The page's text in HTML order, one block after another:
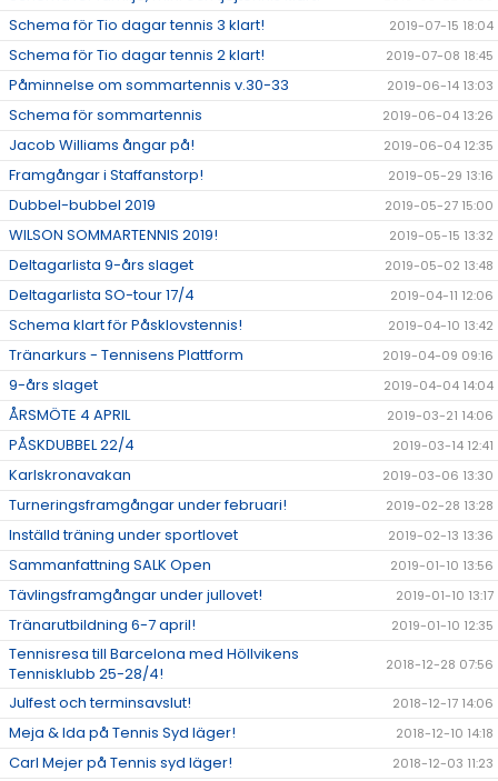
Schema för Tio dagar tennis 3 klart! 2019-07-15 18:04
Schema för Tio dagar tennis 2 klart! 2019-07-08 18:45
Påminnelse om sommartennis v.30-33 2019-06-14 13:03
Schema för sommartennis 2019-06-04 13:26
Jacob Williams ångar på! 2019-06-04 12:35
Framgångar i Staffanstorp! 2019-05-29 13:16
Dubbel-bubbel 2019 2019-05-27 15:00
WILSON SOMMARTENNIS 2019! 2019-05-15 13:32
Deltagarlista 9-års slaget 2019-05-02 13:48
Deltagarlista SO-tour 17/4 2019-04-11 12:06
Schema klart för Påsklovstennis! 2019-04-10 13:42
Tränarkurs - Tennisens Plattform 2019-04-09 09:16
9-års slaget 2019-04-04 14:04
ÅRSMÖTE 4 APRIL 2019-03-21 14:06
PÅSKDUBBEL 22/4 2019-03-14 12:41
Karlskronavakan 2019-03-06 13:30
Turneringsframgångar under februari! 2019-02-28 13:28
Inställd träning under sportlovet 2019-02-13 13:36
Sammanfattning SALK Open 2019-01-10 13:56
Tävlingsframgångar under jullovet! 2019-01-10 13:17
Tränarutbildning 6-7 april! 2019-01-10 12:35
Tennisresa till Barcelona med Höllvikens
Tennisklubb 25-28/4!
2018-12-28 07:56
Julfest och terminsavslut! 2018-12-17 14:06
Meja & Ida på Tennis Syd läger! 2018-12-10 14:18
Carl Mejer på Tennis syd läger! 2018-12-03 11:23